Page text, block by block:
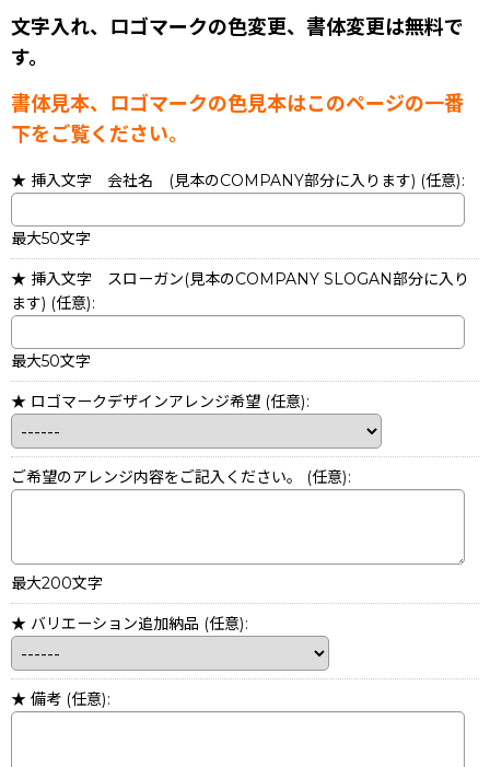
文字入れ、ロゴマークの色変更、書体変更は無料で
す。
書体見本、ロゴマークの色見本はこのページの一番
下をご覧ください。
★ 挿入文字 会社名 (見本のCOMPANY部分に入ります) (任意):
最大50文字
★ 挿入文字 スローガン(見本のCOMPANY SLOGAN部分に入り
ます) (任意):
最大50文字
★ ロゴマークデザインアレンジ希望 (任意):
ご希望のアレンジ内容をご記入ください。 (任意):
最大200文字
★ バリエーション追加納品 (任意):
★ 備考 (任意):